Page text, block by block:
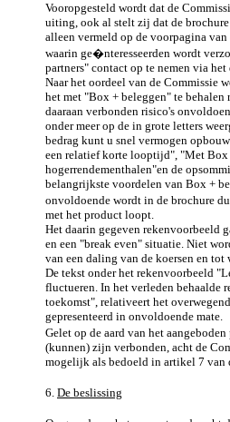
Vooropgesteld wordt dat de
uiting, ook al stelt zij dat de
alleen vermeld op de voorpagina
waarin ge�nteresseerden wordt
partners" contact op te nemen via
Naar het oordeel van de Commissie
het met "Box + beleggen" te behalen
daaraan verbonden risico's
onder meer op de in grote letters
bedrag kunt u snel vermogen
een relatief korte looptijd", "Met Box
hogerrendementhalen"en de
belangrijkste voordelen van Box +
onvoldoende wordt in de brochure
met het product loopt.
Het daarin gegeven rekenvoorbeeld
en een "break even" situatie. Niet
van een daling van de koersen en
De tekst onder het rekenvoorbeeld
fluctueren. In het verleden behaalde
toekomst", relativeert het
gepresenteerd in onvoldoende mate.
Gelet op de aard van het
(kunnen) zijn verbonden, acht de
mogelijk als bedoeld in artikel 7 van
6. De beslissing